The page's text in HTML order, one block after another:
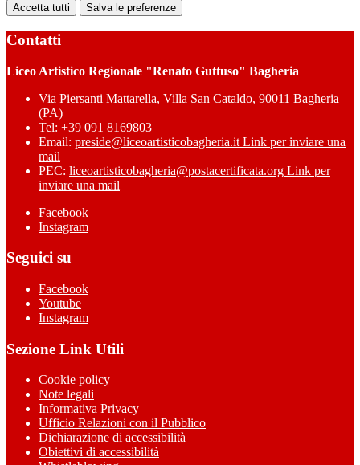
Accetta tutti Salva le preferenze
Contatti
Liceo Artistico Regionale "Renato Guttuso" Bagheria
Via Piersanti Mattarella, Villa San Cataldo, 90011 Bagheria
(PA)
Tel: +39 091 8169803
Email: preside@liceoartisticobagheria.it Link per inviare una
mail
PEC: liceoartisticobagheria@postacertificata.org Link per
inviare una mail
Facebook
Instagram
Seguici su
Facebook
Youtube
Instagram
Sezione Link Utili
Cookie policy
Note legali
Informativa Privacy
Ufficio Relazioni con il Pubblico
Dichiarazione di accessibilità
Obiettivi di accessibilità